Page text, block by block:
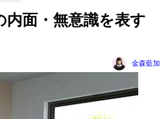
内面・無意識を表す
金森藍加